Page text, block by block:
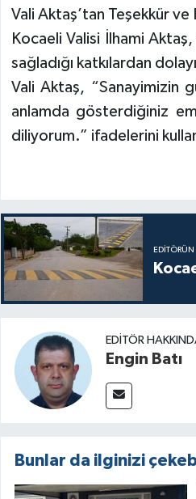
Vali Aktaş’tan Teşekkür ve
Kocaeli Valisi İlhami
sağladığı katkılardan
Vali Aktaş, “Sanayimizin
anlamda gösterdiğiniz
diliyorum.” ifadelerini
EDITÖRÜN
EDITÖR
Engin Batı
Bunlar da ilginizi